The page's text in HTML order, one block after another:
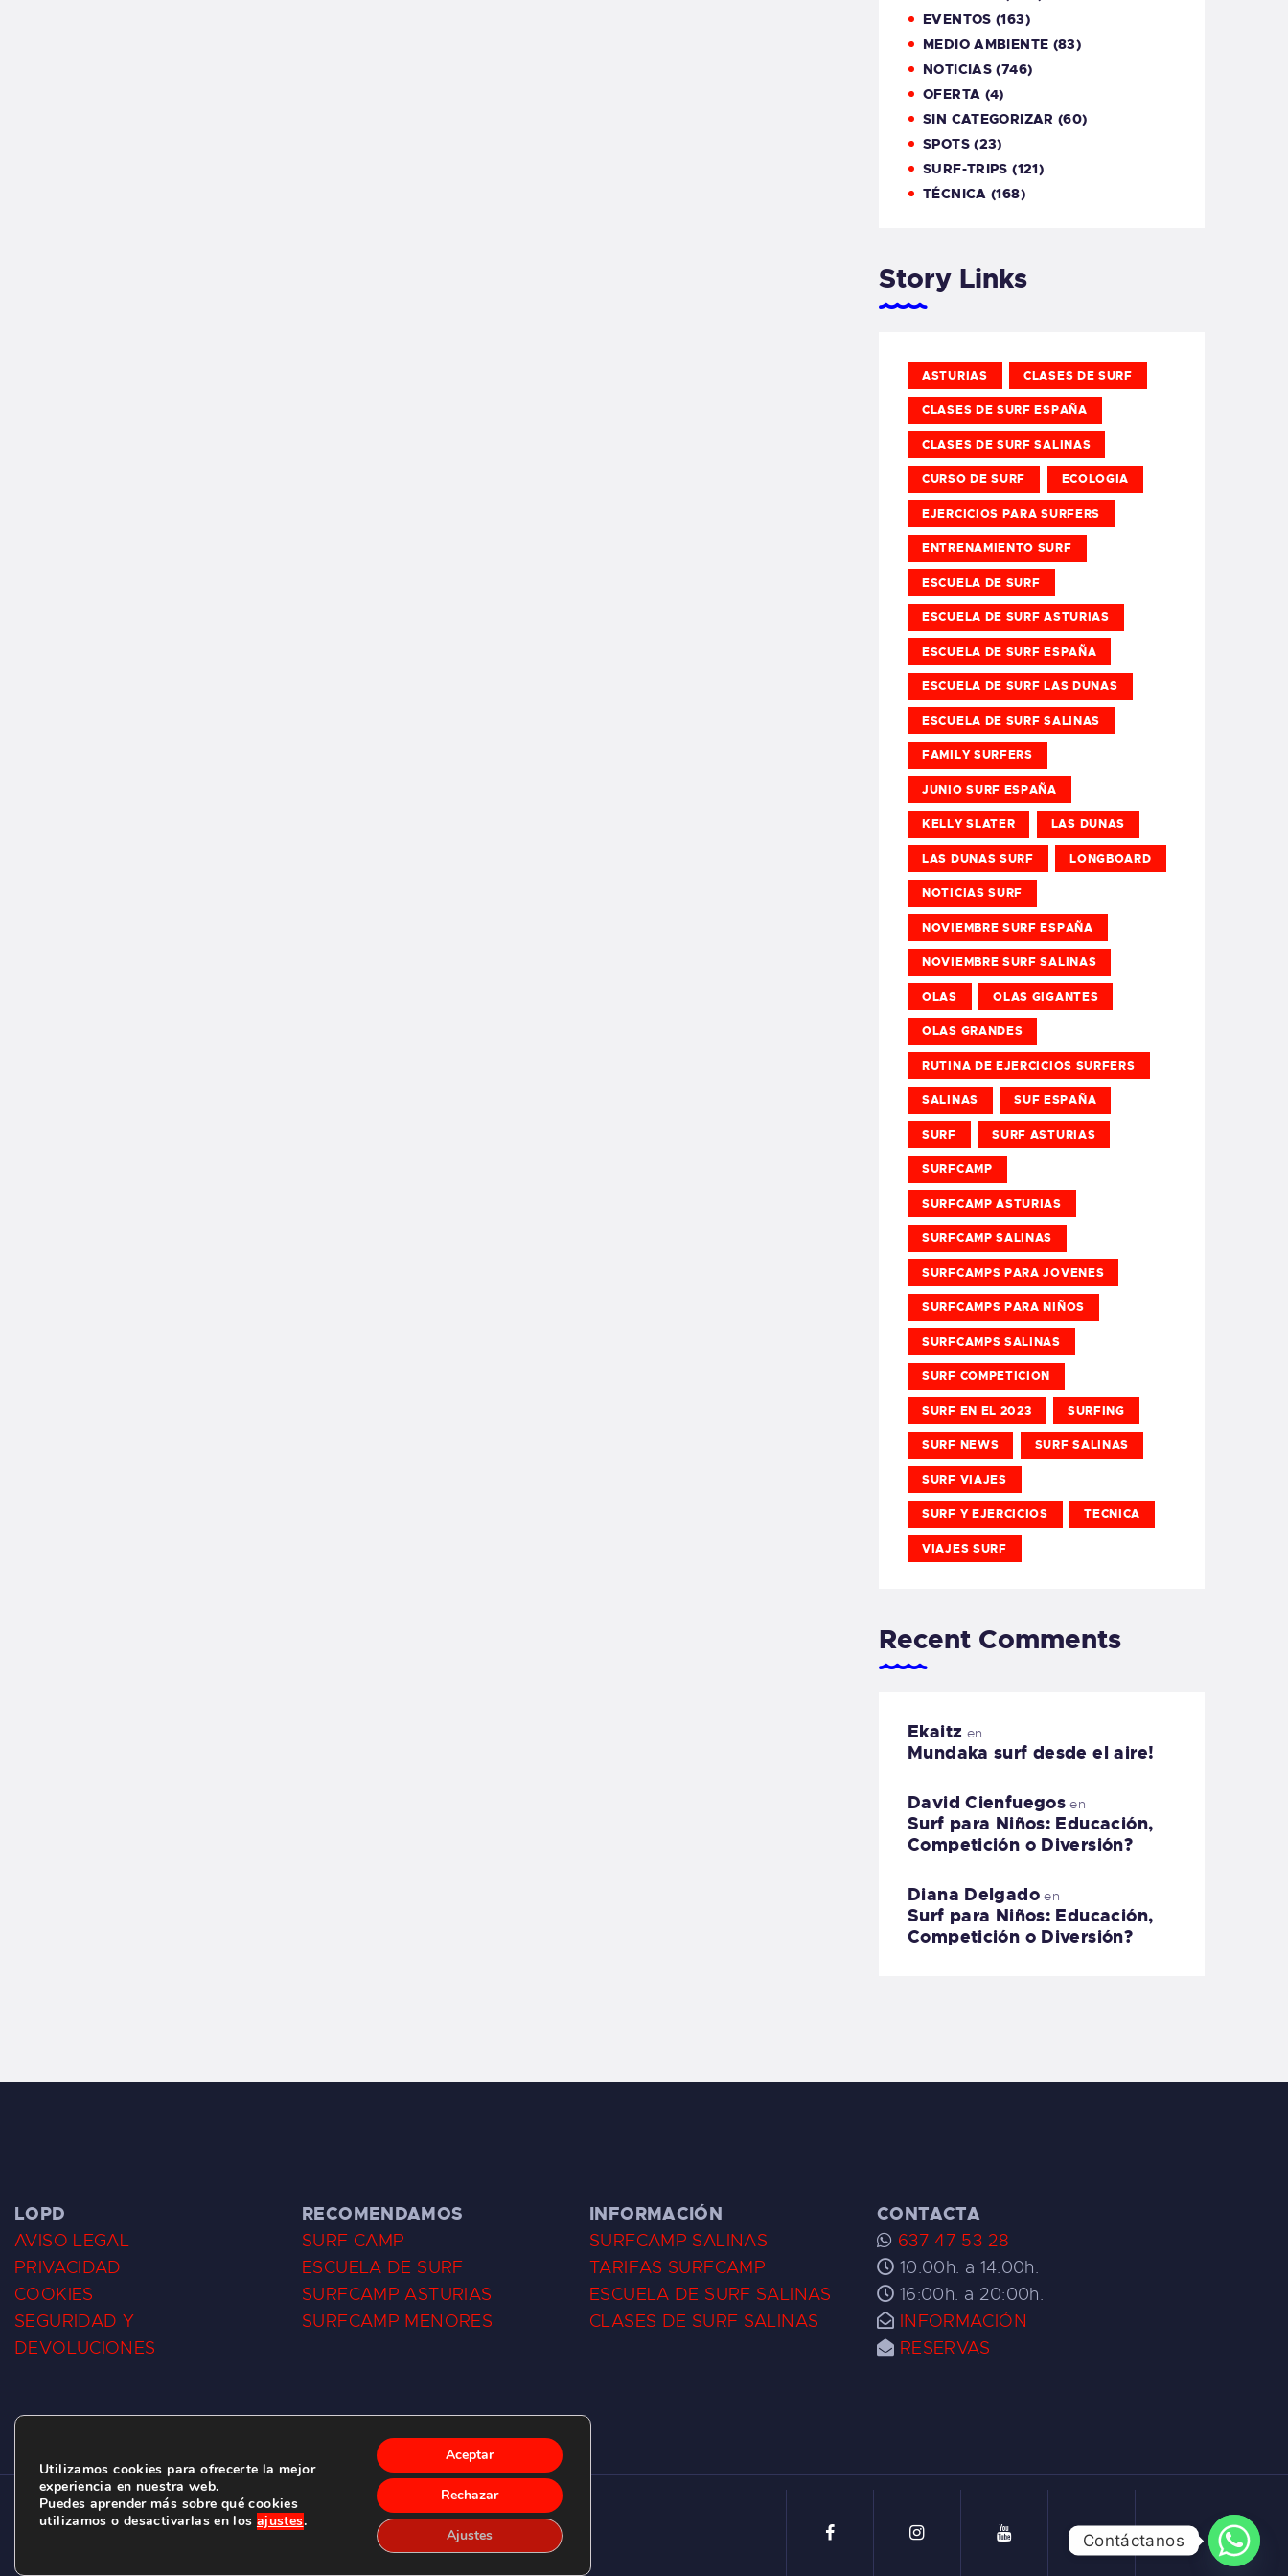
EVENTOS (163)
MEDIO AMBIENTE (83)
NOTICIAS (746)
OFERTA (4)
SIN CATEGORIZAR (60)
SPOTS(23)
SURF-TRIPS (121)
TÉCNICA (168)
Story Links
ASTURIAS CLASES DE SURF
CLASES DE SURF ESPAÑA
CLASES DE SURF SALINAS
CURSO DE SURF ECOLOGIA
EJERCICIOS PARA SURFERS
ENTRENAMIENTO SURF
ESCUELA DE SURF
ESCUELA DE SURF ASTURIAS
ESCUELA DE SURF ESPAÑA
ESCUELA DE SURF LAS DUNAS
ESCUELA DE SURF SALINAS
FAMILY SURFERS
JUNIO SURF ESPAÑA
KELLY SLATER LAS DUNAS
LAS DUNAS SURF LONGBOARD
NOTICIAS SURF
NOVIEMBRE SURF ESPAÑA
NOVIEMBRE SURF SALINAS
OLAS OLAS GIGANTES
OLAS GRANDES
RUTINA DE EJERCICIOS SURFERS
SALINAS SUF ESPAÑA
SURF SURF ASTURIAS
SURFCAMP
SURFCAMP ASTURIAS
SURFCAMP SALINAS
SURFCAMPS PARA JOVENES
SURFCAMPS PARA NIÑOS
SURFCAMPS SALINAS
SURF COMPETICION
SURF EN EL 2023 SURFING
SURF NEWS SURF SALINAS
SURF VIAJES
SURF Y EJERCICIOS TECNICA
VIAJES SURF
Recent Comments
Ekaitz en
Mundaka surf desde el aire!
David Cienfuegos en
Surf para Niños: Educación,
Competición o Diversión?
Diana Delgadoen
Surf para Niños: Educación,
Competición o Diversión?
LOPD
AVISO LEGAL
PRIVACIDAD
COOKIES
SEGURIDAD Y
DEVOLUCIONES
RECOMENDAMOS
SURF CAMP
ESCUELA DE SURF
SURFCAMP ASTURIAS
SURFCAMP MENORES
INFORMACIÓN
SURFCAMP SALINAS
TARIFAS SURFCAMP
ESCUELA DE SURF SALINAS
CLASES DE SURF SALINAS
CONTACTA
637 47 53 28
10:00h. a 14:00h.
16:00h. a 20:00h.
INFORMACIÓN
RESERVAS
CLUB DE SURF LAS DUNAS ©2026.
C/ BERNARDO ÁLVAREZ GALAN 1, SALINAS (ASTURIAS)
Utilizamos cookies para ofrecerte la mejor
experiencia en nuestra web.
Puedes aprender más sobre qué cookies
utilizamos o desactivarlas en los ajustes.
Aceptar
Rechazar
Ajustes Contáctanos